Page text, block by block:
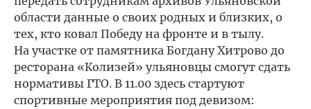
области данные о своих родных и близких, о
тех, кто ковал Победу на фронте и в тылу.
На участке от памятника Богдану Хитрово до
ресторана «Колизей» ульяновцы смогут сдать
нормативы ГТО. В 11.00 здесь стартуют
спортивные мероприятия под девизом: